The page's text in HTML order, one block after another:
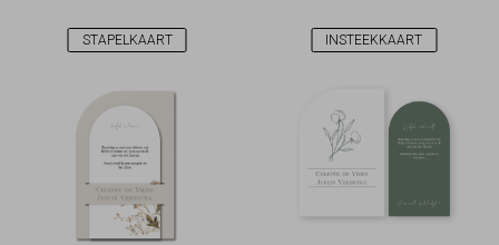
STAPELKAART INSTEEKKAART